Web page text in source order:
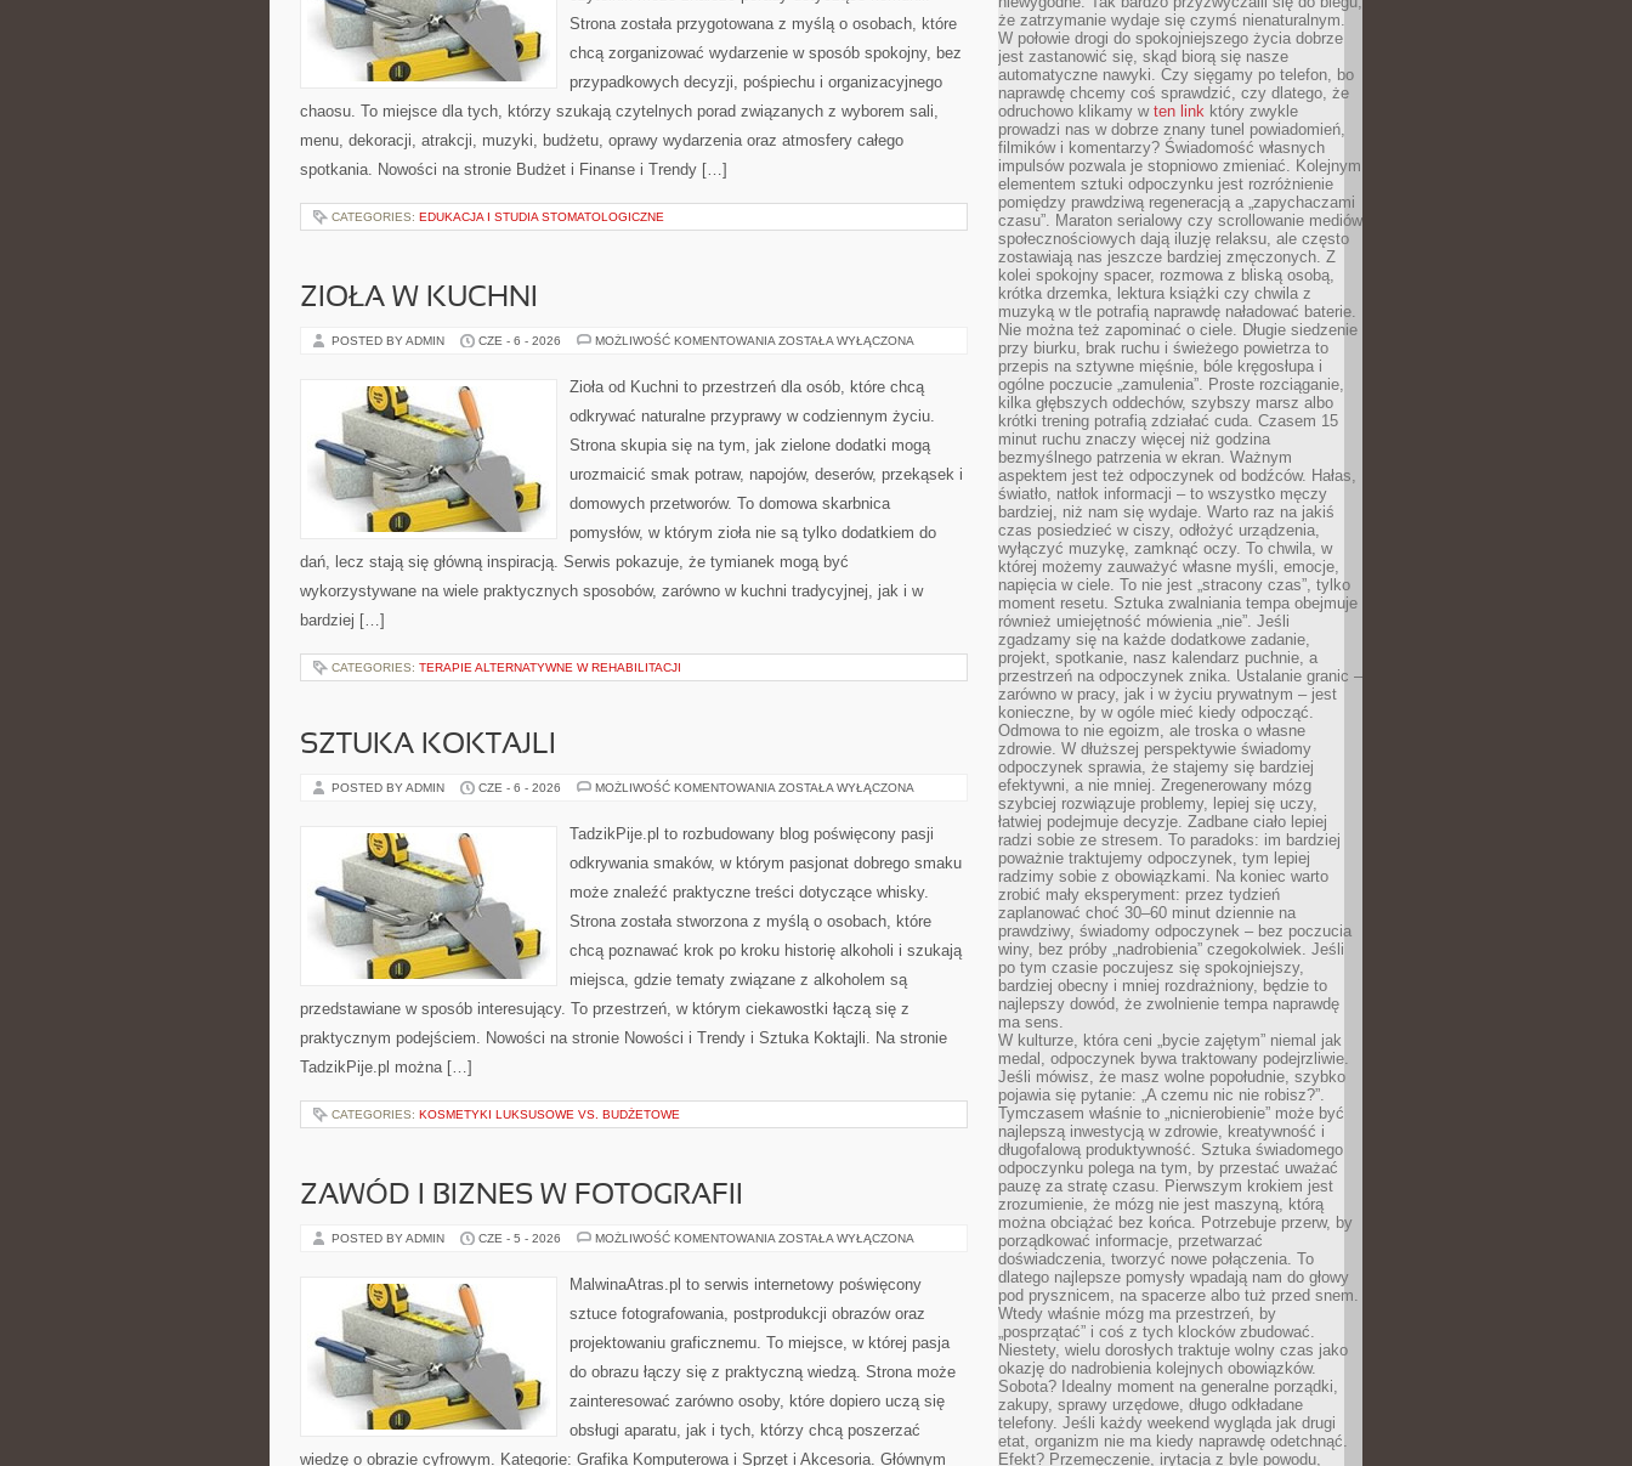
Strona została przygotowana z myślą o osobach, które
chcą zorganizować wydarzenie w sposób spokojny, bez
przypadkowych decyzji, pośpiechu i organizacyjnego
chaosu. To miejsce dla tych, którzy szukają czytelnych porad związanych z wyborem sali,
menu, dekoracji, atrakcji, muzyki, budżetu, oprawy wydarzenia oraz atmosfery całego
spotkania. Nowości na stronie Budżet i Finanse i Trendy […]
CATEGORIES: EDUKACJA I STUDIA STOMATOLOGICZNE
ZIOŁA W KUCHNI
POSTED BY ADMIN CZE - 6 - 2026 MOŻLIWOŚĆ KOMENTOWANIA ZIOŁA
ZOSTAŁA WYŁĄCZONA
Zioła od Kuchni to przestrzeń dla osób, które chcą
odkrywać naturalne przyprawy w codziennym życiu.
Strona skupia się na tym, jak zielone dodatki mogą
urozmaicić smak potraw, napojów, deserów, przekąsek i
domowych przetworów. To domowa skarbnica
pomysłów, w którym zioła nie są tylko dodatkiem do
dań, lecz stają się główną inspiracją. Serwis pokazuje, że tymianek mogą być
wykorzystywane na wiele praktycznych sposobów, zarówno w kuchni tradycyjnej, jak i w
bardziej […]
CATEGORIES: TERAPIE ALTERNATYWNE W REHABILITACJI
SZTUKA KOKTAJLI
POSTED BY ADMIN CZE - 6 - 2026 MOŻLIWOŚĆ KOMENTOWANIA SZTUKA
ZOSTAŁA WYŁĄCZONA
TadzikPije.pl to rozbudowany blog poświęcony pasji
odkrywania smaków, w którym pasjonat dobrego smaku
może znaleźć praktyczne treści dotyczące whisky.
Strona została stworzona z myślą o osobach, które
chcą poznawać krok po kroku historię alkoholi i szukają
miejsca, gdzie tematy związane z alkoholem są
przedstawiane w sposób interesujący. To przestrzeń, w którym ciekawostki łączą się z
praktycznym podejściem. Nowości na stronie Nowości i Trendy i Sztuka Koktajli. Na stronie
TadzikPije.pl można […]
CATEGORIES: KOSMETYKI LUKSUSOWE VS. BUDŻETOWE
ZAWÓD I BIZNES W FOTOGRAFII
POSTED BY ADMIN CZE - 5 - 2026 MOŻLIWOŚĆ KOMENTOWANIA ZAWÓD
FOTOGRAFII
ZOSTAŁA WYŁĄCZONA
MalwinaAtras.pl to serwis internetowy poświęcony
sztuce fotografowania, postprodukcji obrazów oraz
projektowaniu graficznemu. To miejsce, w której pasja
do obrazu łączy się z praktyczną wiedzą. Strona może
zainteresować zarówno osoby, które dopiero uczą się
obsługi aparatu, jak i tych, którzy chcą poszerzać
wiedzę o obrazie cyfrowym. Kategorie: Grafika Komputerowa i Sprzęt i Akcesoria. Głównym
że zatrzymanie wydaje się czymś nienaturalnym.
W połowie drogi do spokojniejszego życia dobrze
jest zastanowić się, skąd biorą się nasze
automatyczne nawyki. Czy sięgamy po telefon, bo
naprawdę chcemy coś sprawdzić, czy dlatego, że
odruchowo klikamy w ten link który zwykle
prowadzi nas w dobrze znany tunel powiadomień,
filmików i komentarzy? Świadomość własnych
impulsów pozwala je stopniowo zmieniać. Kolejnym
elementem sztuki odpoczynku jest rozróżnienie
pomiędzy prawdziwą regeneracją a „zapychaczami
czasu”. Maraton serialowy czy scrollowanie mediów
społecznościowych dają iluzję relaksu, ale często
zostawiają nas jeszcze bardziej zmęczonych. Z
kolei spokojny spacer, rozmowa z bliską osobą,
krótka drzemka, lektura książki czy chwila z
muzyką w tle potrafią naprawdę naładować baterie.
Nie można też zapominać o ciele. Długie siedzenie
przy biurku, brak ruchu i świeżego powietrza to
przepis na sztywne mięśnie, bóle kręgosłupa i
ogólne poczucie „zamulenia”. Proste rozciąganie,
kilka głębszych oddechów, szybszy marsz albo
krótki trening potrafią zdziałać cuda. Czasem 15
minut ruchu znaczy więcej niż godzina
bezmyślnego patrzenia w ekran. Ważnym
aspektem jest też odpoczynek od bodźców. Hałas,
światło, natłok informacji – to wszystko męczy
bardziej, niż nam się wydaje. Warto raz na jakiś
czas posiedzieć w ciszy, odłożyć urządzenia,
wyłączyć muzykę, zamknąć oczy. To chwila, w
której możemy zauważyć własne myśli, emocje,
napięcia w ciele. To nie jest „stracony czas”, tylko
moment resetu. Sztuka zwalniania tempa obejmuje
również umiejętność mówienia „nie”. Jeśli
zgadzamy się na każde dodatkowe zadanie,
projekt, spotkanie, nasz kalendarz puchnie, a
przestrzeń na odpoczynek znika. Ustalanie granic –
zarówno w pracy, jak i w życiu prywatnym – jest
konieczne, by w ogóle mieć kiedy odpocząć.
Odmowa to nie egoizm, ale troska o własne
zdrowie. W dłuższej perspektywie świadomy
odpoczynek sprawia, że stajemy się bardziej
efektywni, a nie mniej. Zregenerowany mózg
szybciej rozwiązuje problemy, lepiej się uczy,
łatwiej podejmuje decyzje. Zadbane ciało lepiej
radzi sobie ze stresem. To paradoks: im bardziej
poważnie traktujemy odpoczynek, tym lepiej
radzimy sobie z obowiązkami. Na koniec warto
zrobić mały eksperyment: przez tydzień
zaplanować choć 30–60 minut dziennie na
prawdziwy, świadomy odpoczynek – bez poczucia
winy, bez próby „nadrobienia” czegokolwiek. Jeśli
po tym czasie poczujesz się spokojniejszy,
bardziej obecny i mniej rozdrażniony, będzie to
najlepszy dowód, że zwolnienie tempa naprawdę
ma sens.
W kulturze, która ceni „bycie zajętym” niemal jak
medal, odpoczynek bywa traktowany podejrzliwie.
Jeśli mówisz, że masz wolne popołudnie, szybko
pojawia się pytanie: „A czemu nic nie robisz?”.
Tymczasem właśnie to „nicnierobienie” może być
najlepszą inwestycją w zdrowie, kreatywność i
długofalową produktywność. Sztuka świadomego
odpoczynku polega na tym, by przestać uważać
pauzę za stratę czasu. Pierwszym krokiem jest
zrozumienie, że mózg nie jest maszyną, którą
można obciążać bez końca. Potrzebuje przerw, by
porządkować informacje, przetwarzać
doświadczenia, tworzyć nowe połączenia. To
dlatego najlepsze pomysły wpadają nam do głowy
pod prysznicem, na spacerze albo tuż przed snem.
Wtedy właśnie mózg ma przestrzeń, by
„posprzątać” i coś z tych klocków zbudować.
Niestety, wielu dorosłych traktuje wolny czas jako
okazję do nadrobienia kolejnych obowiązków.
Sobota? Idealny moment na generalne porządki,
zakupy, sprawy urzędowe, długo odkładane
telefony. Jeśli każdy weekend wygląda jak drugi
etat, organizm nie ma kiedy naprawdę odetchnąć.
Efekt? Przemęczenie, irytacja z byle powodu,